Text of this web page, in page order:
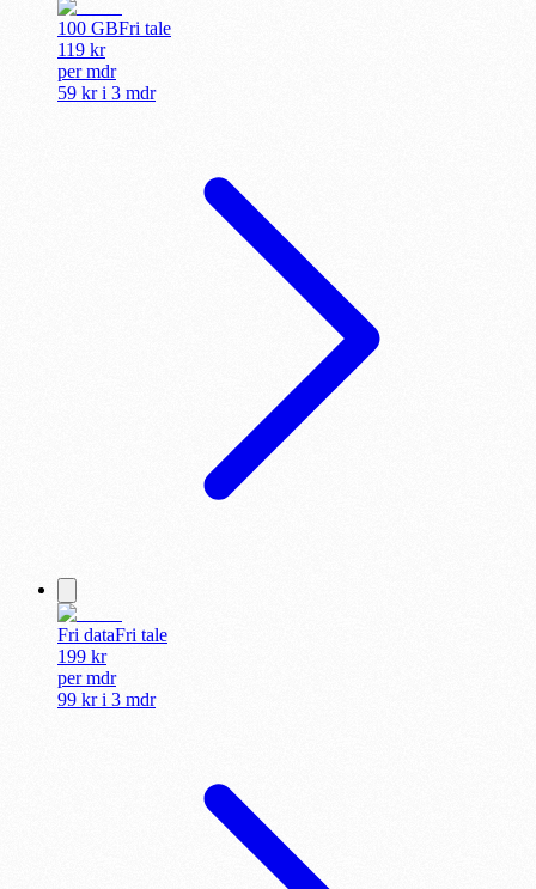
100 GBFri tale
119 kr
permdr
59 kr i 3 mdr
Fri dataFri tale
199 kr
permdr
99 kr i 3 mdr